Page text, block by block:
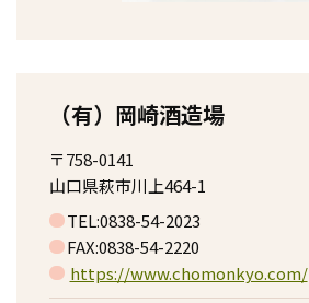
（有）岡崎酒造場
〒758-0141
山口県萩市川上464-1
TEL:0838-54-2023
FAX:0838-54-2220
https://www.chomonkyo.com/